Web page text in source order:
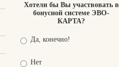
Хотели бы Вы участвовать в
бонусной системе ЭВО-
КАРТА?
Да, конечно!
Нет